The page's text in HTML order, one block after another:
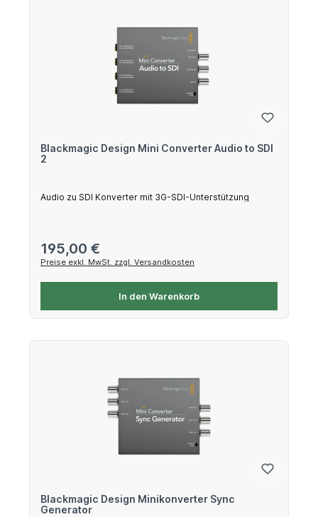
Blackmagic Design Mini Converter Audio to SDI
2
Audio zu SDI Konverter mit 3G-SDI-Unterstützung
Regulärer Preis:
195,00 €
Preise exkl. MwSt. zzgl. Versandkosten
In den Warenkorb
Blackmagic Design Minikonverter Sync
Generator